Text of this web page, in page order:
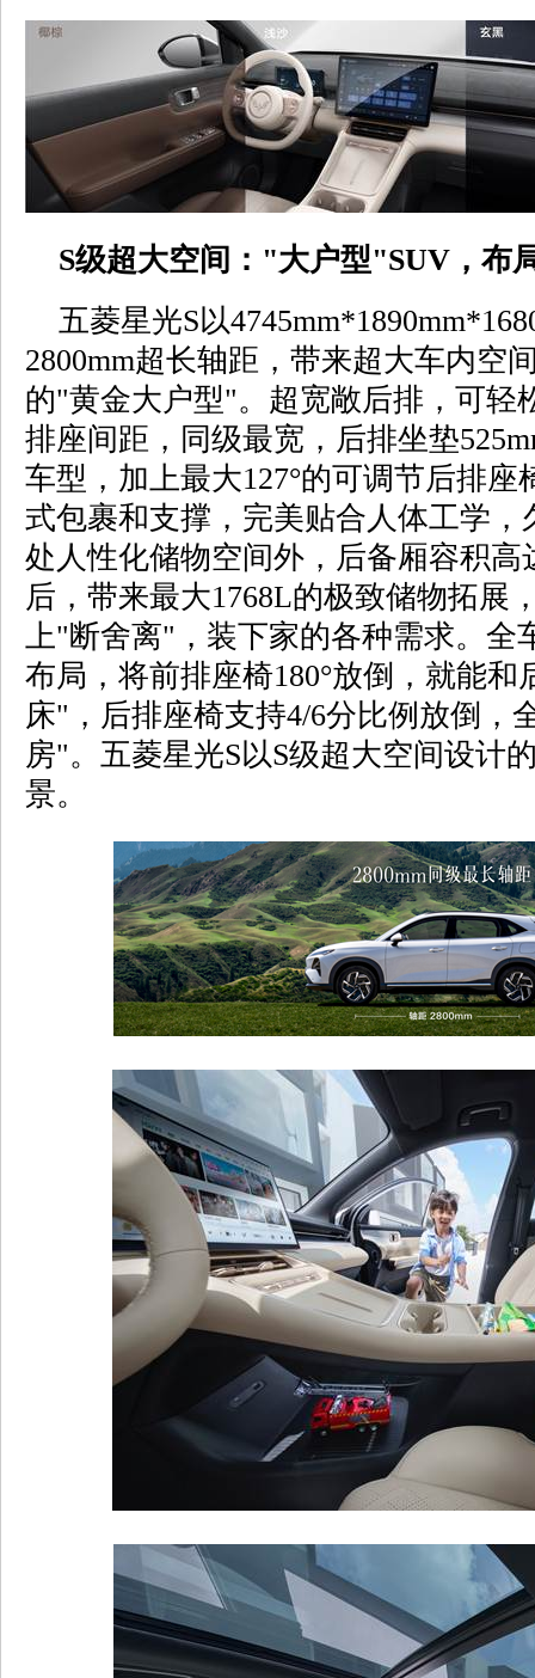
S级超大空间："大户型"SUV，布
五菱星光S以
2800mm超长轴距，带来超大车内空
的"黄金大户型"。超宽敞后排，可轻
排座间距，同级最宽，后排坐垫
车型，加上最大127°的可调节后排
式包裹和支撑，完美贴合人体工学，
处人性化储物空间外，后备厢容积高
后，带来最大1768L的极致储物拓展
上"断舍离"，装下家的各种需求。全
布局，将前排座椅180°放倒，就能和
床"，后排座椅支持4/6分比例放倒，
房"。五菱星光S以S级超大空间设计
景。